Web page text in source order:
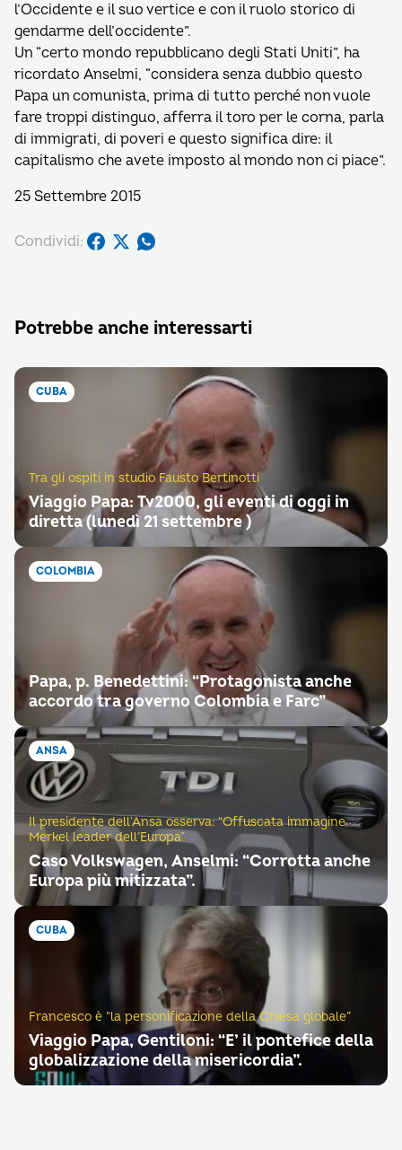
l’Occidente e il suo vertice e con il ruolo storico di
gendarme dell’occidente”.
Un “certo mondo repubblicano degli Stati Uniti”, ha
ricordato Anselmi, “considera senza dubbio questo
Papa un comunista, prima di tutto perché non vuole
fare troppi distinguo, afferra il toro per le corna, parla
di immigrati, di poveri e questo significa dire: il
capitalismo che avete imposto al mondo non ci piace”.
25 Settembre 2015
Condividi:
Potrebbe anche interessarti
CUBA
Tra gli ospiti in studio Fausto Bertinotti
Viaggio Papa: Tv2000, gli eventi di oggi in
diretta (lunedì 21 settembre )
COLOMBIA
Papa, p. Benedettini: “Protagonista anche
accordo tra governo Colombia e Farc”
ANSA
Il presidente dell’Ansa osserva: “Offuscata immagine
Merkel leader dell’Europa”
Caso Volkswagen, Anselmi: “Corrotta anche
Europa più mitizzata”.
CUBA
Francesco è “la personificazione della Chiesa globale”
Viaggio Papa, Gentiloni: “E’ il pontefice della
globalizzazione della misericordia”.